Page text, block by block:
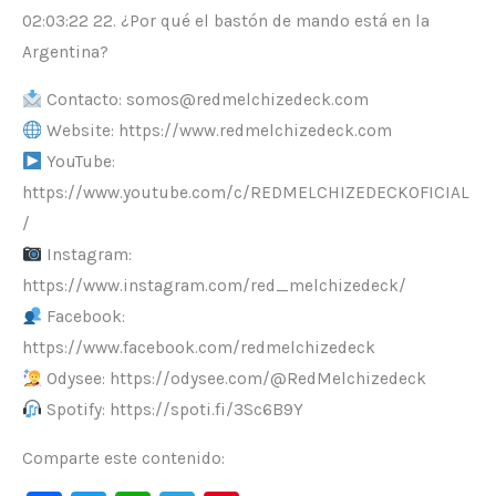
02:03:22 22. ¿Por qué el bastón de mando está en la
Argentina?
Contacto: somos@redmelchizedeck.com
Website: https://www.redmelchizedeck.com
YouTube:
https://www.youtube.com/c/REDMELCHIZEDECKOFICIAL
/
Instagram:
https://www.instagram.com/red_melchizedeck/
Facebook:
https://www.facebook.com/redmelchizedeck
Odysee: https://odysee.com/@RedMelchizedeck
Spotify: https://spoti.fi/3Sc6B9Y
Comparte este contenido: